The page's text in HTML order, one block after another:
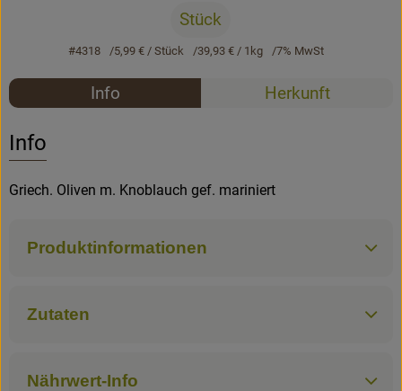
Stück
#4318 5,99 €/ Stück 39,93 €/ 1kg 7% MwSt
Rezepte
Info Herkunft
Info
Griech. Oliven m. Knoblauch gef. mariniert
Produktinformationen
Zutaten
Nährwert-Info